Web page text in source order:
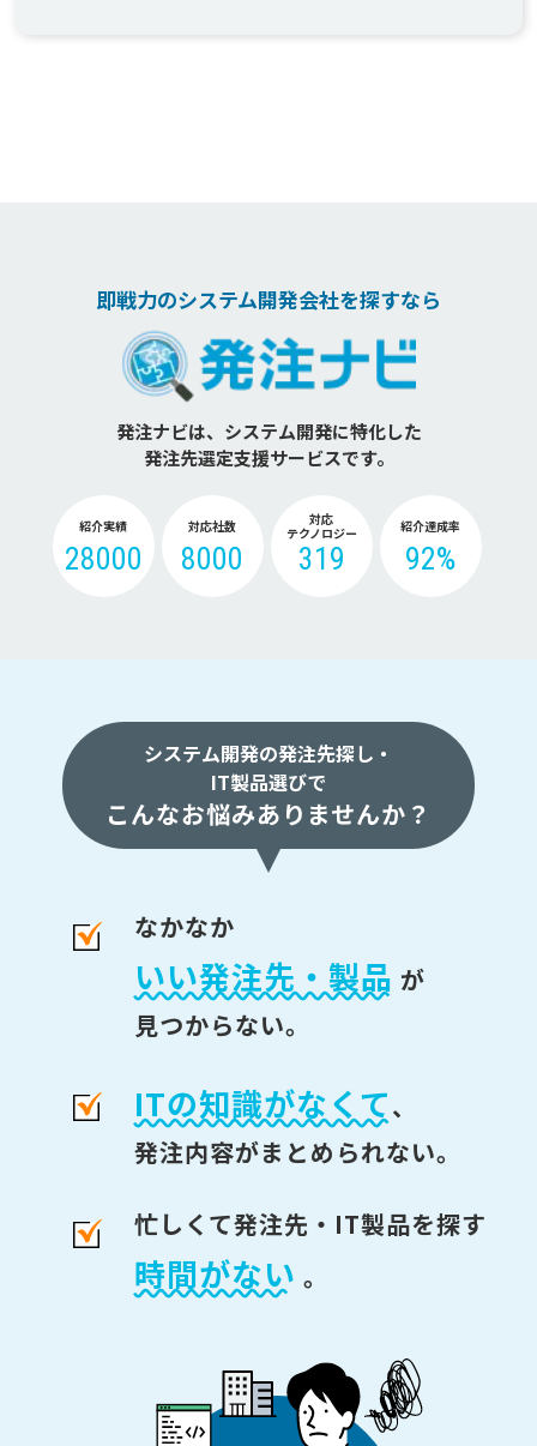
即戦力のシステム開発会社を探すなら
発注ナビは、システム開発に特化した
発注先選定支援サービスです。
紹介実績
28000
対応社数
8000
対応
テクノロジー
319
紹介達成率
92%
システム開発の発注先探し・
IT製品選びで
こんなお悩みありませんか？
なかなか
いい発注先・製品 が
見つからない。
ITの知識がなくて、
発注内容がまとめられない。
忙しくて発注先・IT製品を探す
時間がない 。